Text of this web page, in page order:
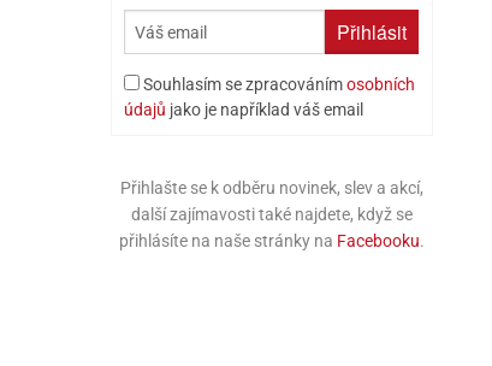
Přihlásit
Souhlasím se zpracovánímosobních
údajů jako je například váš email
Přihlašte se k odběru novinek, slev a akcí,
další zajímavosti také najdete, když se
přihlásíte na naše stránky na Facebooku.